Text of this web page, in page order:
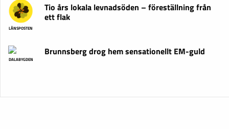
LÄNSPOSTEN
Tio års lokala levnadsöden – föreställning från
ett flak
DALABYGDEN
Brunnsberg drog hem sensationellt EM-guld